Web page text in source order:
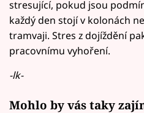
stresující, pokud jsou
každý den stojí v kolonách
tramvaji. Stres z dojíždění
pracovnímu vyhoření.
-lk-
Mohlo by vás taky